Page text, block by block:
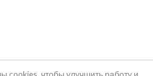
cookies, чтобы улучшить работу и